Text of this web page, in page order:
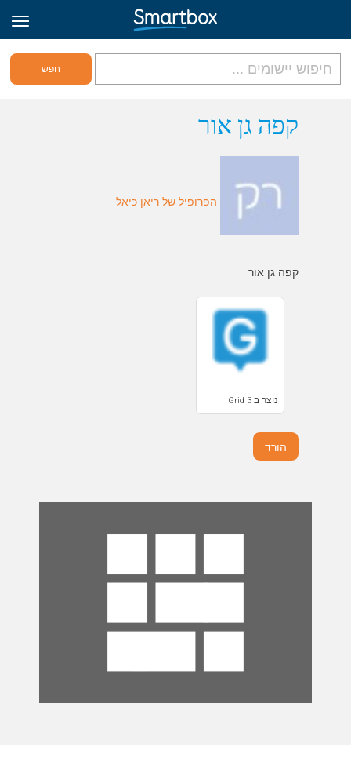
גריד אונליין
הירשם לאתר
קפה גן אור
הפרופיל של ריאן כיאל
קפה גן אור
נוצר ב Grid 3
הורד